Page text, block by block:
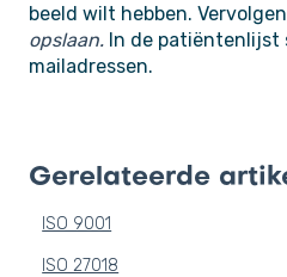
beeld wilt hebben.
opslaan. In de patiëntenlijst
mailadressen.
Gerelateerde
ISO 9001
ISO 27018